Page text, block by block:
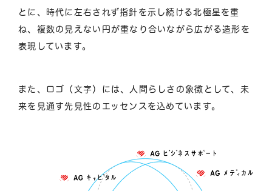
とに、時代に左右されず指針を示し続ける北極星を重
ね、複数の見えない円が重なり合いながら広がる造形を
表現しています。
また、ロゴ（文字）には、人間らしさの象徴として、未
来を見通す先見性のエッセンスを込めています。